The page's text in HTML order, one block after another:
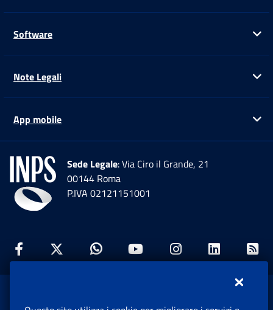
Software
Note Legali
App mobile
Sede Legale: Via Ciro il Grande, 21
00144 Roma
P.IVA 02121151001
Facebook: Apre una nuova finestra
Twitter: Apre una nuova finestra
Whatsapp: Apre una nuova
Youtube: Apre una
Instagram: